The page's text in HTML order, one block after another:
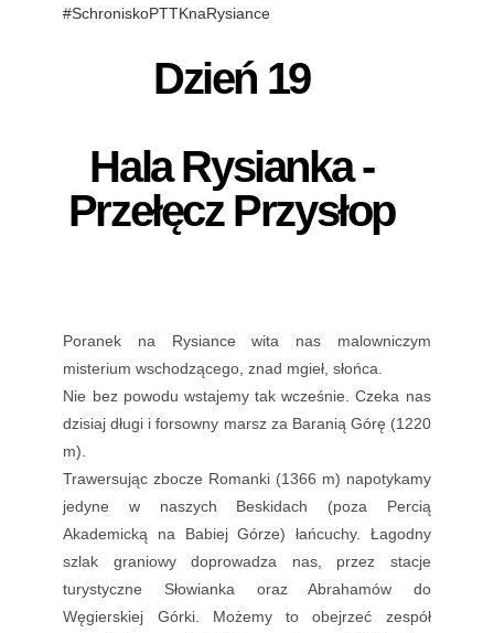
#SchroniskoPTTKnaRysiance
Dzień 19
Hala Rysianka -
Przełęcz Przysłop
Poranek na Rysiance wita nas malowniczym
misterium wschodzącego, znad mgieł, słońca.
Nie bez powodu wstajemy tak wcześnie. Czeka nas
dzisiaj długi i forsowny marsz za Baranią Górę (1220
m).
Trawersując zbocze Romanki (1366 m) napotykamy
jedyne w naszych Beskidach (poza Percią
Akademicką na Babiej Górze) łańcuchy. Łagodny
szlak graniowy doprowadza nas, przez stacje
turystyczne Słowianka oraz Abrahamów do
Węgierskiej Górki. Możemy to obejrzeć zespół